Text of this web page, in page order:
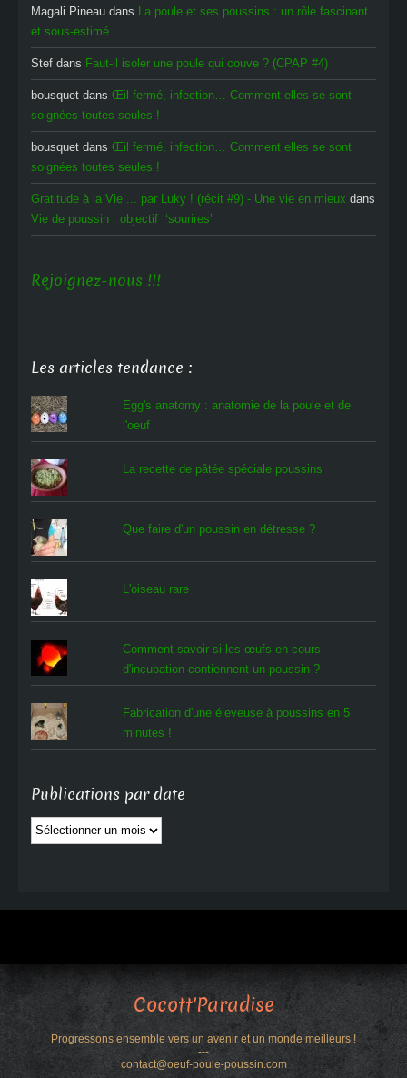
Magali Pineau dans La poule et ses poussins : un rôle fascinant
et sous-estimé
Stef dans Faut-il isoler une poule qui couve ? (CPAP #4)
bousquet dans Œil fermé, infection… Comment elles se sont
soignées toutes seules !
bousquet dans Œil fermé, infection… Comment elles se sont
soignées toutes seules !
Gratitude à la Vie ... par Luky ! (récit #9) - Une vie en mieux dans
Vie de poussin : objectif ‘sourires’
Rejoignez-nous !!!
Les articles tendance :
Egg's anatomy : anatomie de la poule et de
l'oeuf
La recette de pâtée spéciale poussins
Que faire d'un poussin en détresse ?
L'oiseau rare
Comment savoir si les œufs en cours
d'incubation contiennent un poussin ?
Fabrication d'une éleveuse à poussins en 5
minutes !
Publications par date
Publications
par
Cocott'Paradise
Progressons ensemble vers un avenir et un monde meilleurs !
---
contact@oeuf-poule-poussin.com